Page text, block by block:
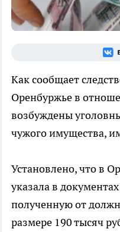
Как сообщает
Оренбуржье в
возбуждены
чужого имущества,
Установлено, что в
указала в
полученную от
размере 190 тысяч